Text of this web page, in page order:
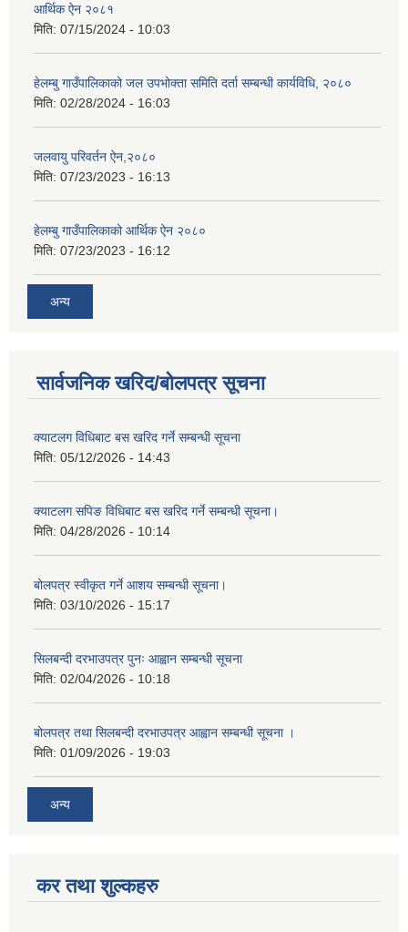
आर्थिक ऐन २०८१
मिति: 07/15/2024 - 10:03
हेलम्बु गाउँपालिकाको जल उपभोक्ता समिति दर्ता सम्बन्धी कार्यविधि, २०८०
मिति: 02/28/2024 - 16:03
जलवायु परिवर्तन ऐन,२०८०
मिति: 07/23/2023 - 16:13
हेलम्बु गाउँपालिकाको आर्थिक ऐन २०८०
मिति: 07/23/2023 - 16:12
अन्य
सार्वजनिक खरिद/बोलपत्र सूचना
क्याटलग विधिबाट बस खरिद गर्ने सम्बन्धी सूचना
मिति: 05/12/2026 - 14:43
क्याटलग सपिङ विधिबाट बस खरिद गर्ने सम्बन्धी सूचना।
मिति: 04/28/2026 - 10:14
बोलपत्र स्वीकृत गर्ने आशय सम्बन्धी सूचना।
मिति: 03/10/2026 - 15:17
सिलबन्दी दरभाउपत्र पुनः आह्वान सम्बन्धी सूचना
मिति: 02/04/2026 - 10:18
बोलपत्र तथा सिलबन्दी दरभाउपत्र आह्वान सम्बन्धी सूचना ।
मिति: 01/09/2026 - 19:03
अन्य
कर तथा शुल्कहरु